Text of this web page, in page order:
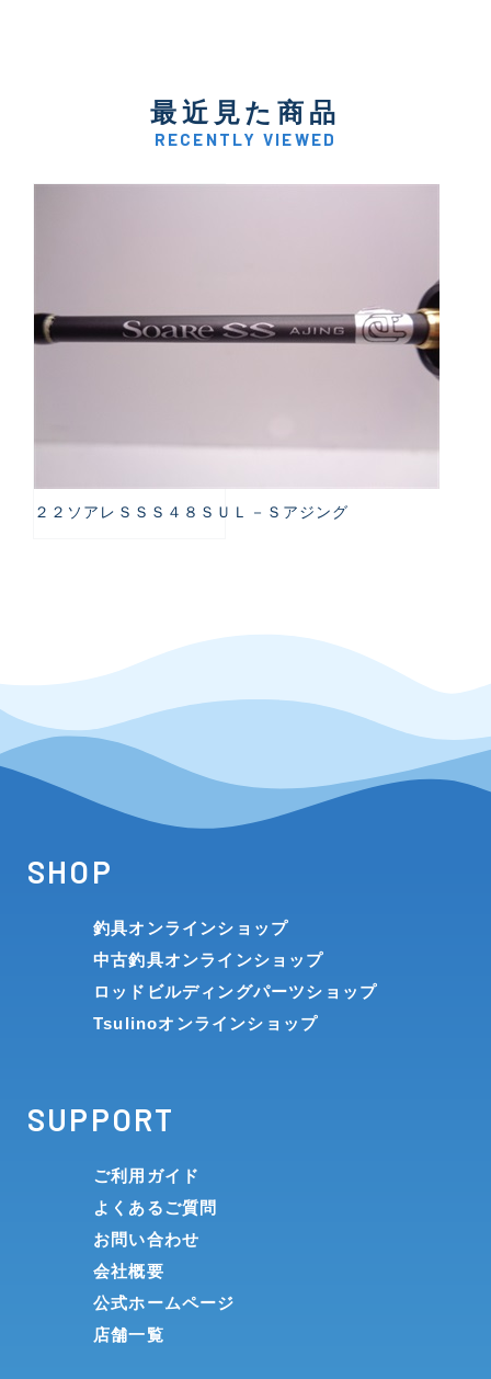
最近見た商品
RECENTLY VIEWED
２２ソアレＳＳＳ４８ＳＵＬ－Ｓアジング
SHOP
釣具オンラインショップ
中古釣具オンラインショップ
ロッドビルディングパーツショップ
Tsulinoオンラインショップ
SUPPORT
ご利用ガイド
よくあるご質問
お問い合わせ
会社概要
公式ホームページ
店舗一覧